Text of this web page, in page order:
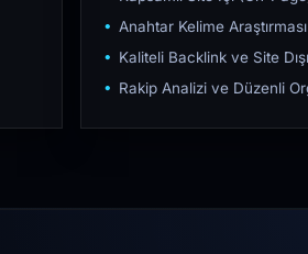
Anahtar Kelime
Kaliteli Backlink ve Site
Rakip Analizi ve Düzenli